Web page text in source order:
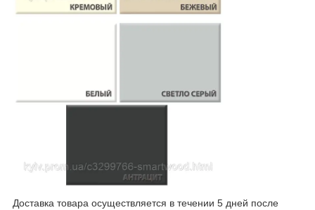
Доставка товара осуществляется в течении 5 дней после